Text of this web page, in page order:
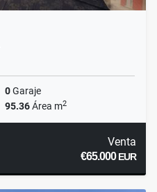
0Garaje
95.36Área m2
Venta
€65.000EUR